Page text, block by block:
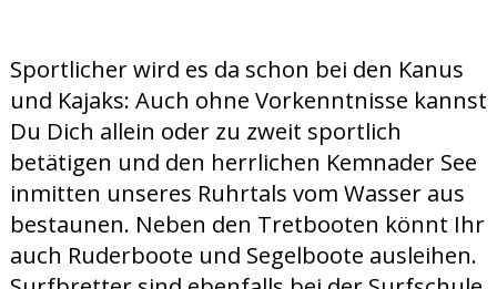
Sportlicher wird es da schon bei den Kanus
und Kajaks: Auch ohne Vorkenntnisse kannst
Du Dich allein oder zu zweit sportlich
betätigen und den herrlichen Kemnader See
inmitten unseres Ruhrtals vom Wasser aus
bestaunen. Neben den Tretbooten könnt Ihr
auch Ruderboote und Segelboote ausleihen.